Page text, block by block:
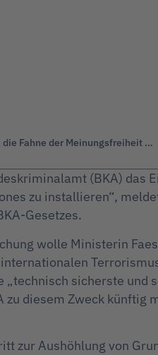
Hans-Georg Maaßen: „Können dankbar sein, dass Elon Musk die Fahne der Meinungsfreiheit hochhält.“
(BKA) das
zu installieren“,
Gesetzes.
wolle Ministerin
sicherste
diesem Zweck
zur Aushöhlung von